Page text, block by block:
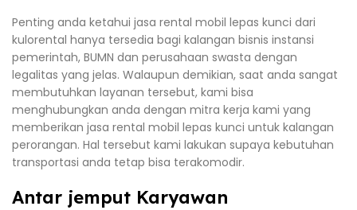
Penting anda ketahui jasa rental mobil lepas kunci dari
kulorental hanya tersedia bagi kalangan bisnis instansi
pemerintah, BUMN dan perusahaan swasta dengan
legalitas yang jelas. Walaupun demikian, saat anda sangat
membutuhkan layanan tersebut, kami bisa
menghubungkan anda dengan mitra kerja kami yang
memberikan jasa rental mobil lepas kunci untuk kalangan
perorangan. Hal tersebut kami lakukan supaya kebutuhan
transportasi anda tetap bisa terakomodir.
Antar jemput Karyawan